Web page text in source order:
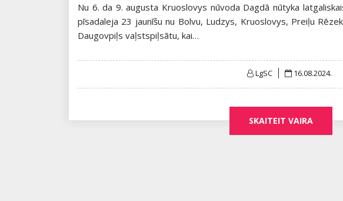
Nu 6. da 9. augusta Kruoslovys nūvoda Dagdā nūtyka
pīsadaleja 23 jaunīšu nu Bolvu, Ludzys, Kruoslovys, Preiļu
Daugovpiļs vaļstspiļsātu, kai…
LgSC
Posted
16.08.2024.
SKAITEIT VAIRA